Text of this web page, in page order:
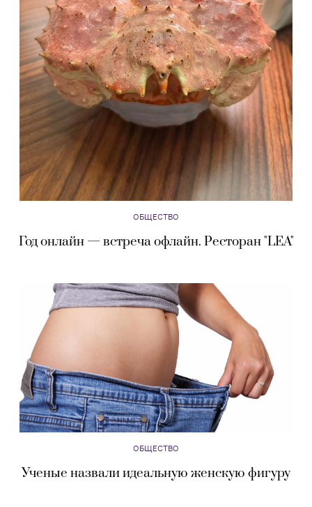
ОБЩЕСТВО
Год онлайн — встреча офлайн. Ресторан "LEA"
ОБЩЕСТВО
Ученые назвали идеальную женскую фигуру